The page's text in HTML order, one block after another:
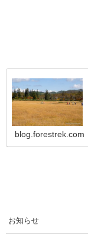
blog.forestrek.com
お知らせ